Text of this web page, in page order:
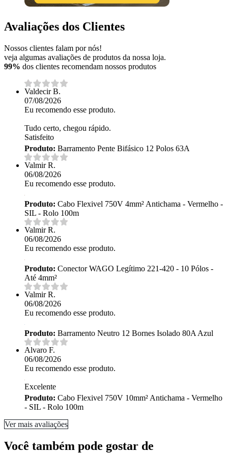
Avaliações dos Clientes
Nossos clientes falam por nós!
veja algumas avaliações de produtos da nossa loja.
99% dos clientes recomendam nossos produtos
Valdecir B.
07/08/2026
Eu recomendo esse produto.
Tudo certo, chegou rápido.
Satisfeito
Produto: Barramento Pente Bifásico 12 Polos 63A
Valmir R.
06/08/2026
Eu recomendo esse produto.
Produto: Cabo Flexivel 750V 4mm² Antichama - Vermelho -
SIL - Rolo 100m
Valmir R.
06/08/2026
Eu recomendo esse produto.
Produto: Conector WAGO Legítimo 221-420 - 10 Pólos -
Até 4mm²
Valmir R.
06/08/2026
Eu recomendo esse produto.
Produto: Barramento Neutro 12 Bornes Isolado 80A Azul
Alvaro F.
06/08/2026
Eu recomendo esse produto.
Excelente
Produto: Cabo Flexivel 750V 10mm² Antichama - Vermelho
- SIL - Rolo 100m
Ver mais avaliações
Você também pode gostar de